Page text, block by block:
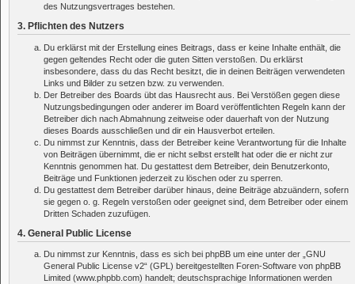
des Nutzungsvertrages bestehen.
3. Pflichten des Nutzers
Du erklärst mit der Erstellung eines Beitrags, dass er keine Inhalte enthält, die
gegen geltendes Recht oder die guten Sitten verstoßen. Du erklärst
insbesondere, dass du das Recht besitzt, die in deinen Beiträgen verwendeten
Links und Bilder zu setzen bzw. zu verwenden.
Der Betreiber des Boards übt das Hausrecht aus. Bei Verstößen gegen diese
Nutzungsbedingungen oder anderer im Board veröffentlichten Regeln kann der
Betreiber dich nach Abmahnung zeitweise oder dauerhaft von der Nutzung
dieses Boards ausschließen und dir ein Hausverbot erteilen.
Du nimmst zur Kenntnis, dass der Betreiber keine Verantwortung für die Inhalte
von Beiträgen übernimmt, die er nicht selbst erstellt hat oder die er nicht zur
Kenntnis genommen hat. Du gestattest dem Betreiber, dein Benutzerkonto,
Beiträge und Funktionen jederzeit zu löschen oder zu sperren.
Du gestattest dem Betreiber darüber hinaus, deine Beiträge abzuändern, sofern
sie gegen o. g. Regeln verstoßen oder geeignet sind, dem Betreiber oder einem
Dritten Schaden zuzufügen.
4. General Public License
Du nimmst zur Kenntnis, dass es sich bei phpBB um eine unter der „ GNU
General Public License v2“ (GPL) bereitgestellten Foren-Software von phpBB
Limited (www.phpbb.com) handelt; deutschsprachige Informationen werden